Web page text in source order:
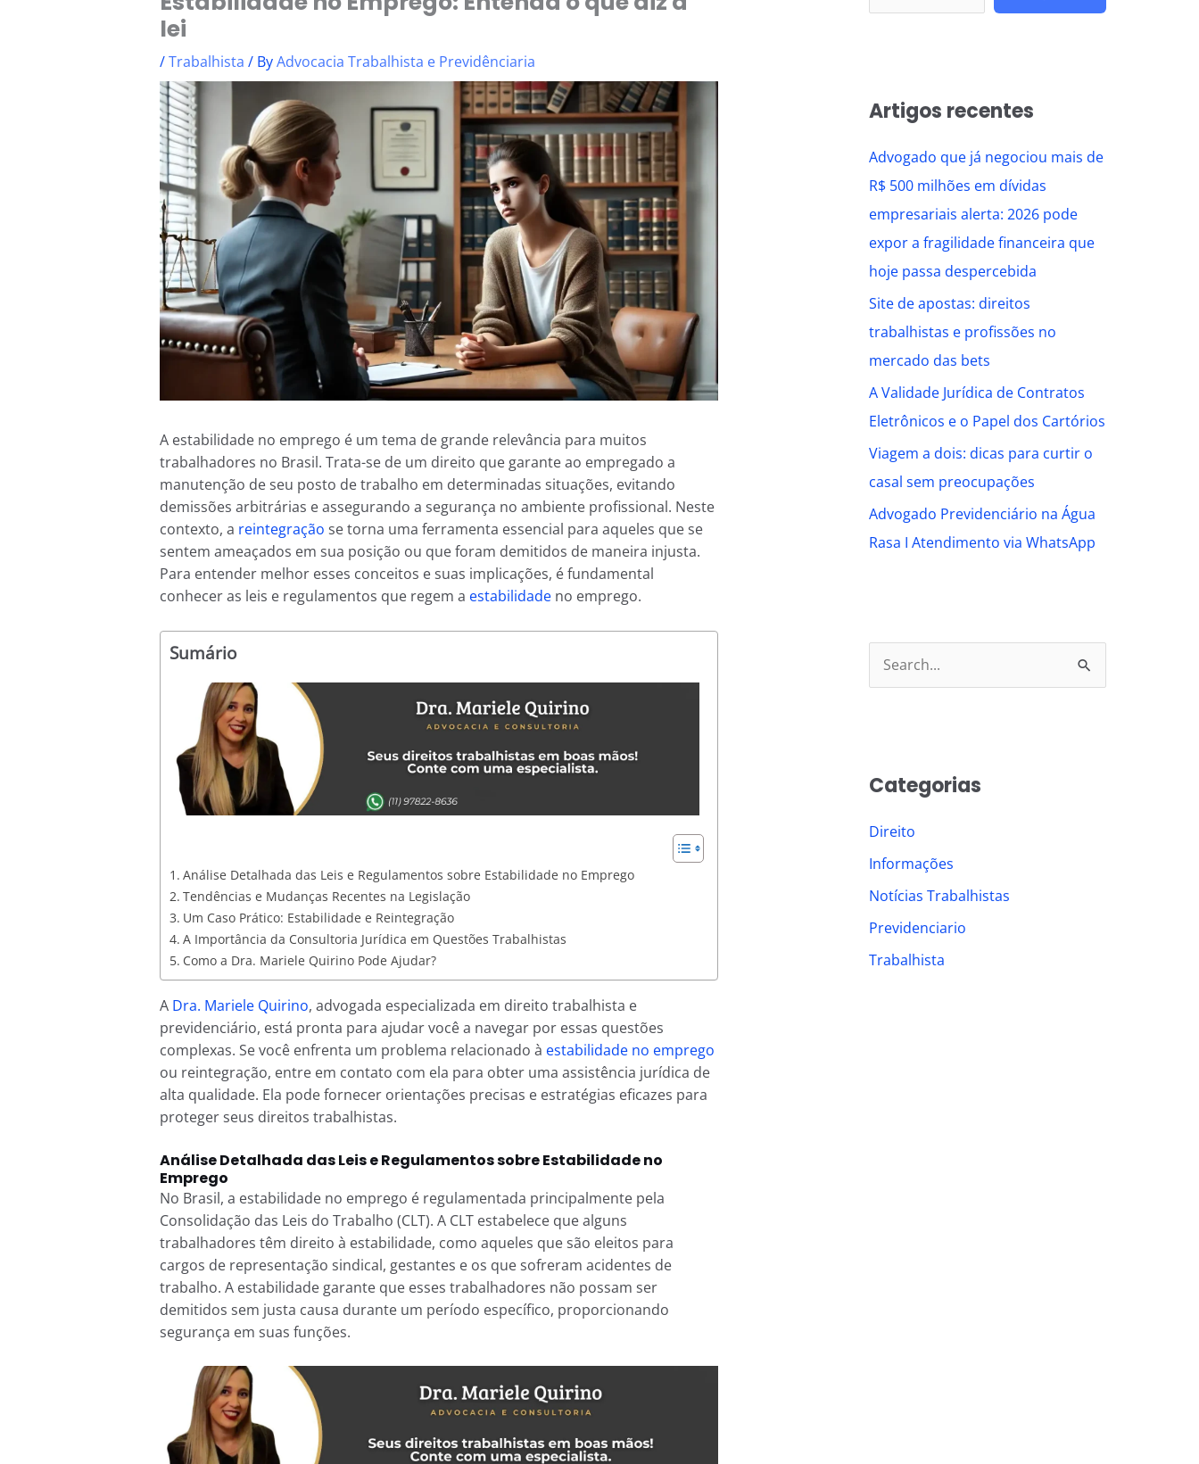
lei
/Trabalhista / ByAdvocacia Trabalhista e Previdênciaria
A estabilidade no emprego é um tema de grande relevância para muitos
trabalhadores no Brasil. Trata-se de um direito que garante ao empregado a
manutenção de seu posto de trabalho em determinadas situações, evitando
demissões arbitrárias e assegurando a segurança no ambiente profissional. Neste
contexto, a reintegração se torna uma ferramenta essencial para aqueles que se
sentem ameaçados em sua posição ou que foram demitidos de maneira injusta.
Para entender melhor esses conceitos e suas implicações, é fundamental
conhecer as leis e regulamentos que regem a estabilidadeno emprego.
Sumário
Análise Detalhada das Leis e Regulamentos sobre Estabilidade no Emprego
Tendências e Mudanças Recentes na Legislação
Um Caso Prático: Estabilidade e Reintegração
A Importância da Consultoria Jurídica em Questões Trabalhistas
Como a Dra. Mariele Quirino Pode Ajudar?
A Dra. Mariele Quirino, advogada especializada em direito trabalhista e
previdenciário, está pronta para ajudar você a navegar por essas questões
complexas. Se você enfrenta um problema relacionado à estabilidade no emprego
ou reintegração, entre em contato com ela para obter uma assistência jurídica de
alta qualidade. Ela pode fornecer orientações precisas e estratégias eficazes para
proteger seus direitos trabalhistas.
Análise Detalhada das Leis e Regulamentos sobre Estabilidade no
Emprego
No Brasil, a estabilidade no emprego é regulamentada principalmente pela
Consolidação das Leis do Trabalho (CLT). A CLT estabelece que alguns
trabalhadores têm direito à estabilidade, como aqueles que são eleitos para
cargos de representação sindical, gestantes e os que sofreram acidentes de
trabalho. A estabilidade garante que esses trabalhadores não possam ser
demitidos sem justa causa durante um período específico, proporcionando
segurança em suas funções.
Artigos recentes
Advogado que já negociou mais de
R$ 500 milhões em dívidas
empresariais alerta: 2026 pode
expor a fragilidade financeira que
hoje passa despercebida
Site de apostas: direitos
trabalhistas e profissões no
mercado das bets
A Validade Jurídica de Contratos
Eletrônicos e o Papel dos Cartórios
Viagem a dois: dicas para curtir o
casal sem preocupações
Advogado Previdenciário na Água
Rasa I Atendimento via WhatsApp
c
f
o
r
:
Categorias
Direito
Informações
Notícias Trabalhistas
Previdenciario
Trabalhista